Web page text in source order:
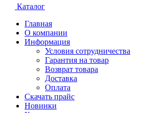
Каталог
Главная
О компании
Информация
Условия сотрудничества
Гарантия на товар
Возврат товара
Доставка
Оплата
Скачать прайс
Новинки